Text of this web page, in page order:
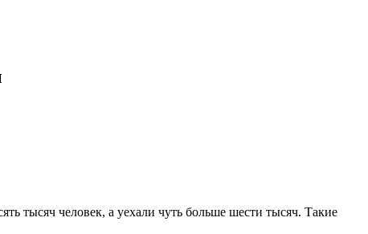
тысяч человек, а уехали чуть больше шести тысяч. Такие